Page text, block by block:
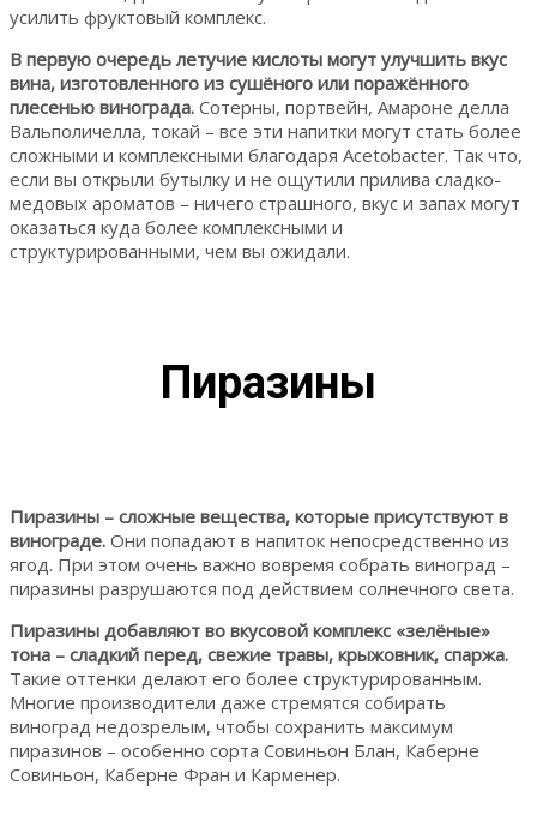
усилить фруктовый комплекс.
В первую очередь летучие кислоты могут улучшить вкус
вина, изготовленного из сушёного или поражённого
плесенью винограда. Сотерны, портвейн, Амароне делла
Вальполичелла, токай – все эти напитки могут стать более
сложными и комплексными благодаря Acetobacter. Так что,
если вы открыли бутылку и не ощутили прилива сладко-
медовых ароматов – ничего страшного, вкус и запах могут
оказаться куда более комплексными и
структурированными, чем вы ожидали.
Пиразины
Пиразины – сложные вещества, которые присутствуют в
винограде. Они попадают в напиток непосредственно из
ягод. При этом очень важно вовремя собрать виноград –
пиразины разрушаются под действием солнечного света.
Пиразины добавляют во вкусовой комплекс «зелёные»
тона – сладкий перед, свежие травы, крыжовник, спаржа.
Такие оттенки делают его более структурированным.
Многие производители даже стремятся собирать
виноград недозрелым, чтобы сохранить максимум
пиразинов – особенно сорта Совиньон Блан, Каберне
Совиньон, Каберне Фран и Карменер.